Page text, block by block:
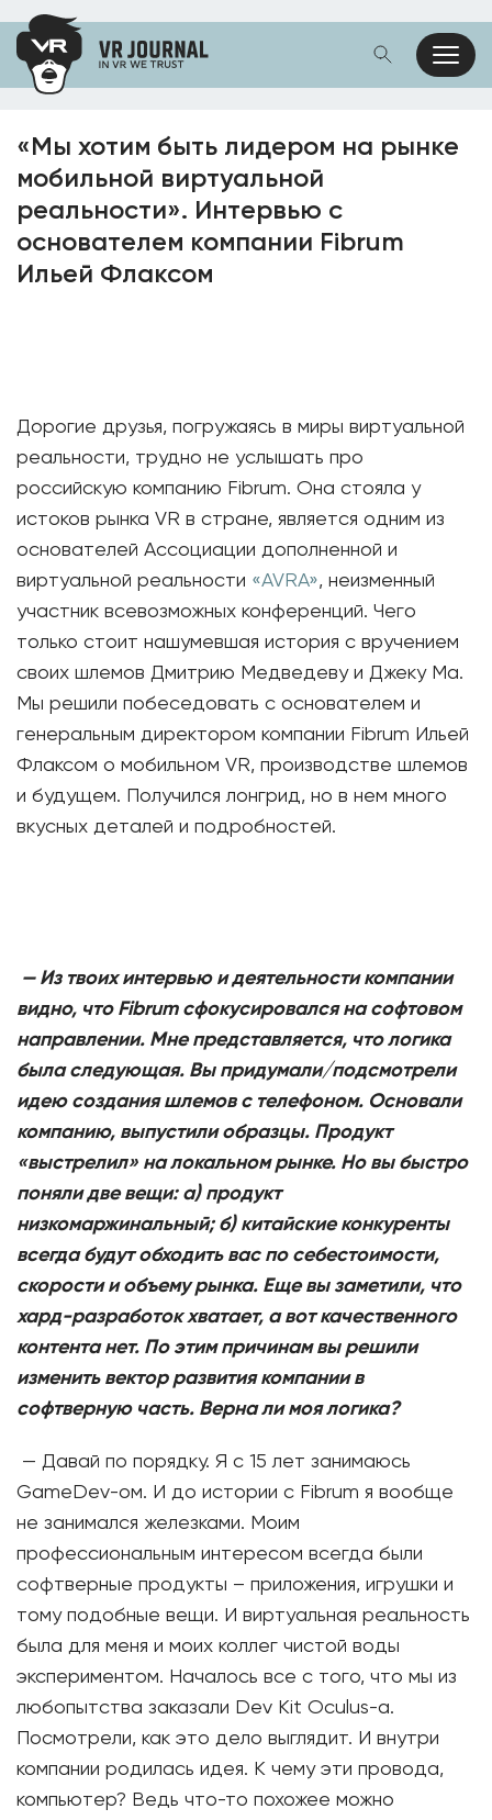
«Мы хотим быть лидером на рынке
мобильной виртуальной
реальности». Интервью с
основателем компании Fibrum
Ильей Флаксом
Дорогие друзья, погружаясь в миры виртуальной
реальности, трудно не услышать про
российскую компанию Fibrum. Она стояла у
истоков рынка VR в стране, является одним из
основателей Ассоциации дополненной и
виртуальной реальности «AVRA», неизменный
участник всевозможных конференций. Чего
только стоит нашумевшая история с вручением
своих шлемов Дмитрию Медведеву и Джеку Ма.
Мы решили побеседовать с основателем и
генеральным директором компании Fibrum Ильей
Флаксом о мобильном VR, производстве шлемов
и будущем. Получился лонгрид, но в нем много
вкусных деталей и подробностей.
— Из твоих интервью и деятельности компании
видно, что Fibrum сфокусировался на софтовом
направлении. Мне представляется, что логика
была следующая. Вы придумали/подсмотрели
идею создания шлемов с телефоном. Основали
компанию, выпустили образцы. Продукт
«выстрелил» на локальном рынке. Но вы быстро
поняли две вещи: а) продукт
низкомаржинальный; б) китайские конкуренты
всегда будут обходить вас по себестоимости,
скорости и объему рынка. Еще вы заметили, что
хард-разработок хватает, а вот качественного
контента нет. По этим причинам вы решили
изменить вектор развития компании в
софтверную часть. Верна ли моя логика?
— Давай по порядку. Я с 15 лет занимаюсь
GameDev-ом. И до истории с Fibrum я вообще
не занимался железками. Моим
профессиональным интересом всегда были
софтверные продукты – приложения, игрушки и
тому подобные вещи. И виртуальная реальность
была для меня и моих коллег чистой воды
экспериментом. Началось все с того, что мы из
любопытства заказали Dev Kit Oculus-а.
Посмотрели, как это дело выглядит. И внутри
компании родилась идея. К чему эти провода,
компьютер? Ведь что-то похожее можно